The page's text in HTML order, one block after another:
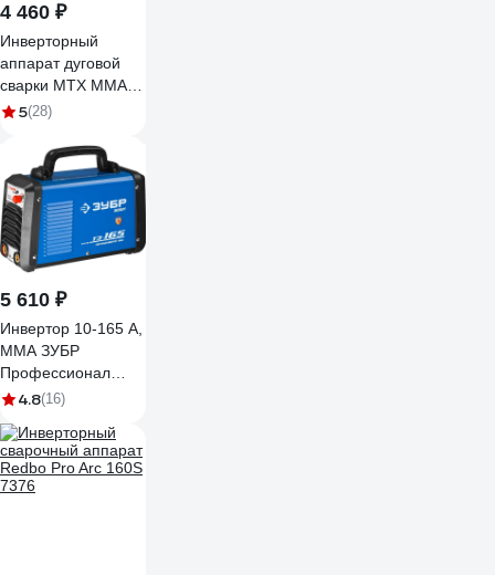
4 460 ₽
Инверторный
аппарат дуговой
сварки MTX MMA-
180BS, 180 А, ПВ
5(28)
5 610 ₽
Инвертор 10-165 А,
ММА ЗУБР
Профессионал
ЗАС-Т3-165
4.8(16)